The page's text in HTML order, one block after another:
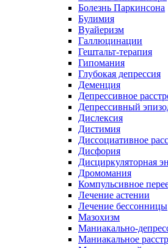
Болезнь Паркинсона
Булимия
Вуайеризм
Галлюцинации
Гештальт-терапия
Гипомания
Глубокая депрессия
Деменция
Депрессивное
Депрессивный
Дислексия
Дистимия
Диссоциативное
Дисфория
Дисциркуляторная
Дромомания
Компульсивное
Лечение астении
Лечение бессонницы
Мазохизм
Маниакально-
Маниакальное